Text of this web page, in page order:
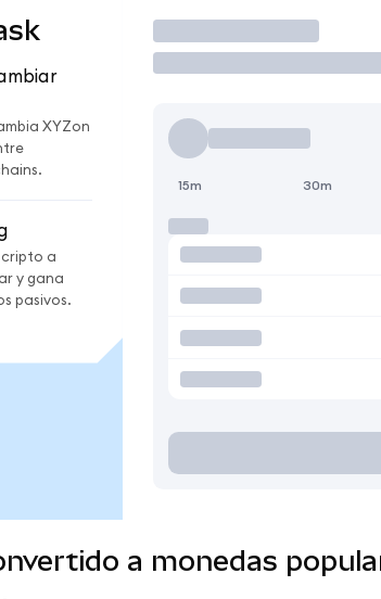
XYZon
cripto a
y gana
pasivos.
Operar
15m 30m
a monedas